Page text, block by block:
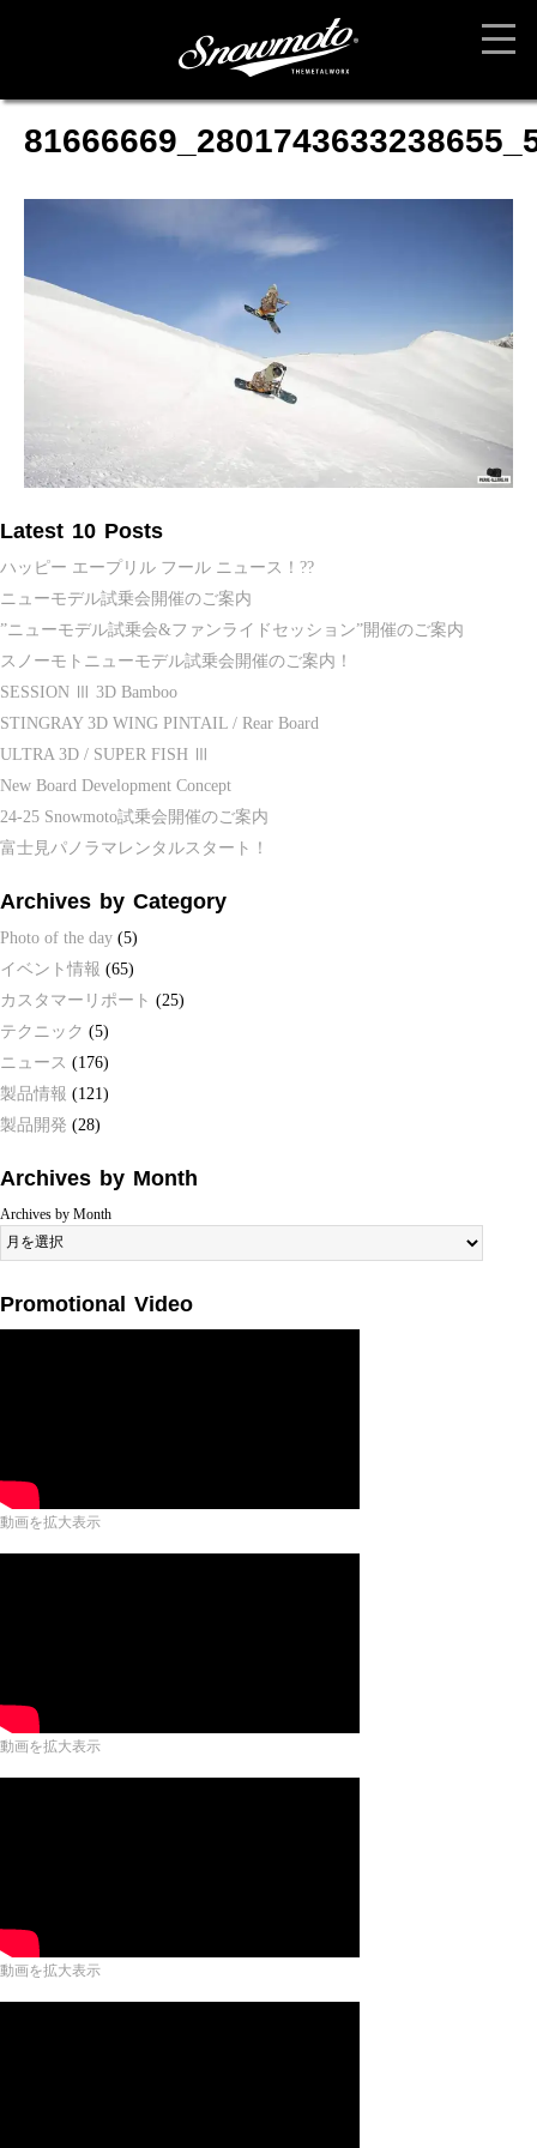
Latest 10 Posts
ハッピー エープリル フール ニュース！??
ニューモデル試乗会開催のご案内
”ニューモデル試乗会&ファンライドセッション”開催のご案内
スノーモトニューモデル試乗会開催のご案内！
SESSION Ⅲ 3D Bamboo
STINGRAY 3D WING PINTAIL / Rear Board
ULTRA 3D / SUPER FISH Ⅲ
New Board Development Concept
24-25 Snowmoto試乗会開催のご案内
富士見パノラマレンタルスタート！
Archives by Category
Photo of the day (5)
イベント情報 (65)
カスタマーリポート (25)
テクニック (5)
ニュース (176)
製品情報 (121)
製品開発 (28)
Archives by Month
Archives by Month
Promotional Video
動画を拡大表示
動画を拡大表示
動画を拡大表示